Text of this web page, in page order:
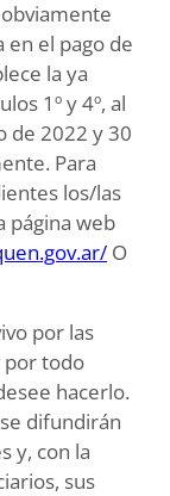
el pago de
la ya
1º y 4º, al
de 2022 y 30
Para
los/las
página web
O
por las
por todo
hacerlo.
difundirán
y, con la
sus